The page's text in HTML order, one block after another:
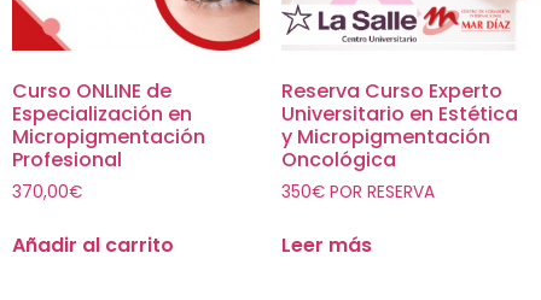
Curso ONLINE de
Especialización en
Micropigmentación
Profesional
370,00€
Añadir al carrito
Reserva Curso Experto
Universitario en Estética
y Micropigmentación
Oncológica
350€ POR RESERVA
Leer más